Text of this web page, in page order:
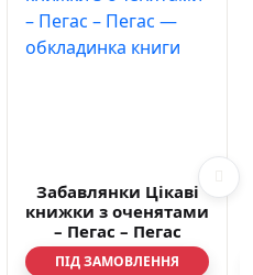
Забавлянки Цікаві
книжки з оченятами
– Пегас – Пегас
ПІД ЗАМОВЛЕННЯ